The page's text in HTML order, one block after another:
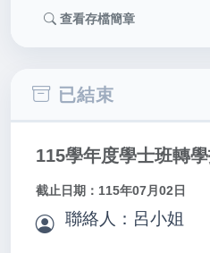
查看存檔簡章
已結束
115學年度學士班轉
截止日期：115年07月02日
聯絡人：呂小姐